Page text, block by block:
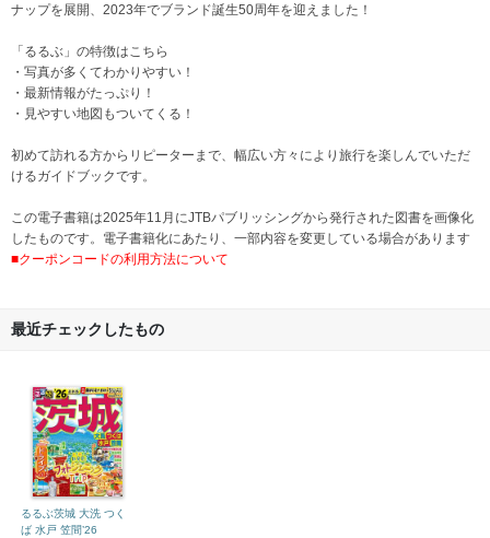
ナップを展開、2023年でブランド誕生50周年を迎えました！
「るるぶ」の特徴はこちら
・写真が多くてわかりやすい！
・最新情報がたっぷり！
・見やすい地図もついてくる！
初めて訪れる方からリピーターまで、幅広い方々により旅行を楽しんでいただ
けるガイドブックです。
この電子書籍は2025年11月にJTBパブリッシングから発行された図書を画像化
したものです。電子書籍化にあたり、一部内容を変更している場合があります
■クーポンコードの利用方法について
最近チェックしたもの
るるぶ茨城 大洗 つく
ば 水戸 笠間’26